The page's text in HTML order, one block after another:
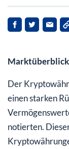
Marktüberblick
Der
einen starken
notierten.